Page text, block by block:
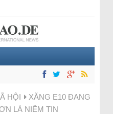
HỘI
XĂNG E10 ĐANG
LÀ NIỀM TIN